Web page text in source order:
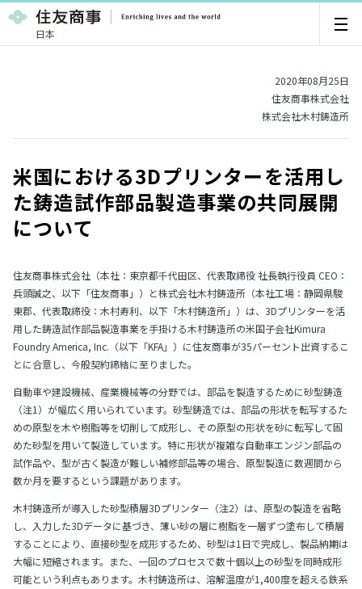
日本
2020年08月25日
住友商事株式会社
株式会社木村鋳造所
米国における3Dプリンターを活用し
た鋳造試作部品製造事業の共同展開
について
住友商事株式会社（本社：東京都千代田区、代表取締役 社長執行役員 CEO：
兵頭誠之、以下「住友商事」）と株式会社木村鋳造所（本社工場：静岡県駿
東郡、代表取締役：木村寿利、以下「木村鋳造所」）は、3Dプリンターを活
用した鋳造試作部品製造事業を手掛ける木村鋳造所の米国子会社Kimura
Foundry America, Inc.（以下「KFA」）に住友商事が35パーセント出資するこ
とに合意し、今般契約締結に至りました。
自動車や建設機械、産業機械等の分野では、部品を製造するために砂型鋳造
（注1）が幅広く用いられています。砂型鋳造では、部品の形状を転写するた
めの原型を木や樹脂等を切削して成形し、その原型の形状を砂に転写して固
めた砂型を用いて製造しています。特に形状が複雑な自動車エンジン部品の
試作品や、型が古く製造が難しい補修部品等の場合、原型製造に数週間から
数か月を要するという課題があります。
木村鋳造所が導入した砂型積層3Dプリンター（注2）は、原型の製造を省略
し、入力した3Dデータに基づき、薄い砂の層に樹脂を一層ずつ塗布して積層
することにより、直接砂型を成形するため、砂型は1日で完成し、製品納期は
大幅に短縮されます。また、一回のプロセスで数十個以上の砂型を同時成形
可能という利点もあります。木村鋳造所は、溶解温度が1,400度を超える鉄系